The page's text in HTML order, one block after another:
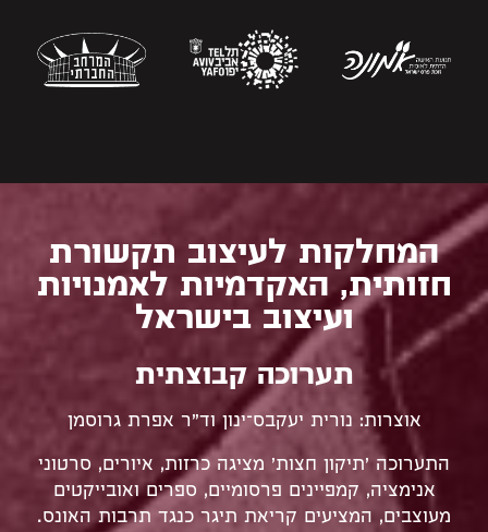
המחלקות לעיצוב תקשורת
חזותית, האקדמיות לאמנויות
ועיצוב בישראל
תערוכה קבוצתית
אוצרות: נורית יעקבס־ינון וד״ר אפרת גרוסמן
התערוכה 'תיקון חצות' מציגה כרזות, איורים, סרטוני
אנימציה, קמפיינים פרסומיים, ספרים ואובייקטים
מעוצבים, המציעים קריאת תיגר כנגד תרבות האונס.